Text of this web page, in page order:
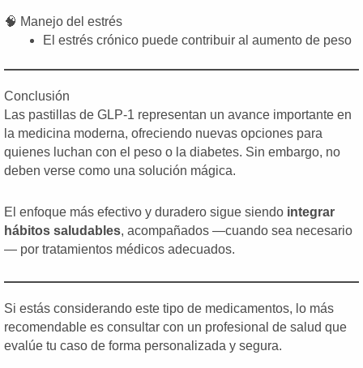
🧠 Manejo del estrés
El estrés crónico puede contribuir al aumento de peso
Conclusión
Las pastillas de GLP-1 representan un avance importante en
la medicina moderna, ofreciendo nuevas opciones para
quienes luchan con el peso o la diabetes. Sin embargo, no
deben verse como una solución mágica.
El enfoque más efectivo y duradero sigue siendo integrar
hábitos saludables, acompañados —cuando sea necesario
— por tratamientos médicos adecuados.
Si estás considerando este tipo de medicamentos, lo más
recomendable es consultar con un profesional de salud que
evalúe tu caso de forma personalizada y segura.